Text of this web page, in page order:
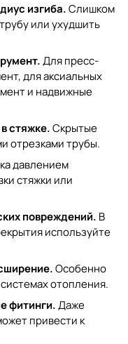
изгиба.Слишком
или ухудшить
Для пресс-
для аксиальных
и надвижные
стяжке.Скрытые
отрезками трубы.
давлением
стяжки или
повреждений. В
используйте
Особенно
отопления.
фитинги.Даже
привести к